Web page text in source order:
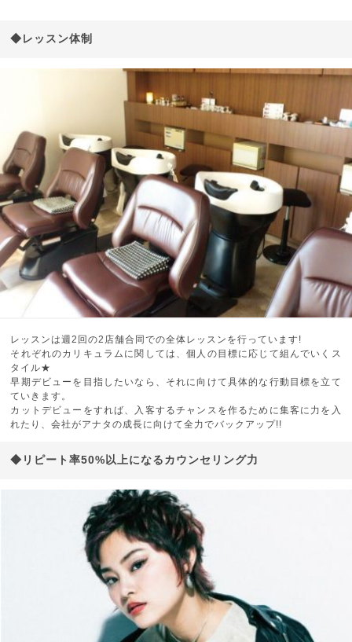
◆レッスン体制
レッスンは週2回の2店舗合同での全体レッスンを行っています!
それぞれのカリキュラムに関しては、個人の目標に応じて組んでいくス
タイル★
早期デビューを目指したいなら、それに向けて具体的な行動目標を立て
ていきます。
カットデビューをすれば、入客するチャンスを作るために集客に力を入
れたり、会社がアナタの成長に向けて全力でバックアップ!!
◆リピート率50%以上になるカウンセリング力